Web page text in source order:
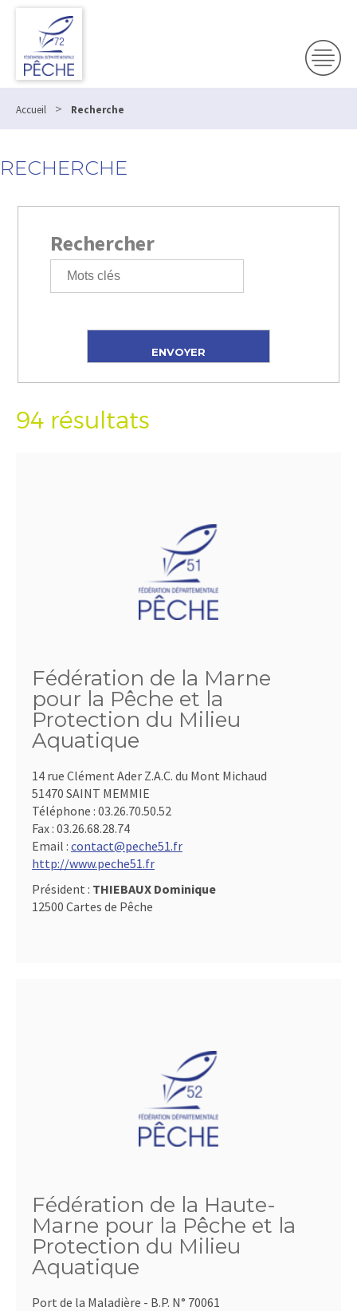
Accueil > Recherche
RECHERCHE
Rechercher
94 résultats
Fédération de la Marne
pour la Pêche et la
Protection du Milieu
Aquatique
14 rue Clément Ader Z.A.C. du Mont Michaud
51470 SAINT MEMMIE
Téléphone : 03.26.70.50.52
Fax : 03.26.68.28.74
Email : contact@peche51.fr
http://www.peche51.fr
Président : THIEBAUX Dominique
12500 Cartes de Pêche
Fédération de la Haute-
Marne pour la Pêche et la
Protection du Milieu
Aquatique
Port de la Maladière - B.P. N° 70061